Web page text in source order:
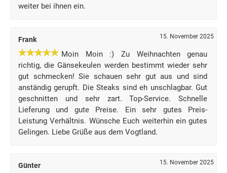
weiter bei ihnen ein.
Frank 15. November 2025
Moin Moin :) Zu Weihnachten genau
richtig, die Gänsekeulen werden bestimmt wieder sehr
gut schmecken! Sie schauen sehr gut aus und sind
anständig gerupft. Die Steaks sind eh unschlagbar. Gut
geschnitten und sehr zart. Top-Service. Schnelle
Lieferung und gute Preise. Ein sehr gutes Preis-
Leistung Verhältnis. Wünsche Euch weiterhin ein gutes
Gelingen. Liebe Grüße aus dem Vogtland.
Günter 15. November 2025